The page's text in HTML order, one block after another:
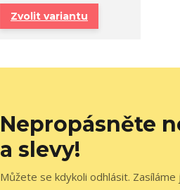
Zvolit variantu
Nepropásněte
a slevy!
Můžete se kdykoli odhlásit. Zasíláme